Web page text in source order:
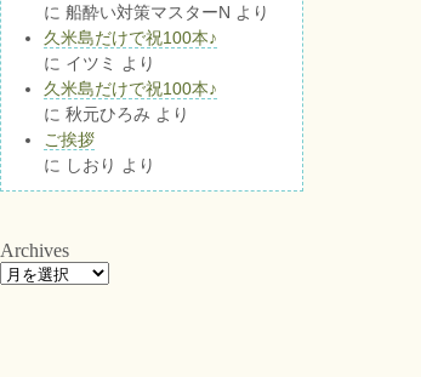
に 船酔い対策マスターN より
久米島だけで祝100本♪
に イツミ
より
久米島だけで祝100本♪
に 秋元ひろみ より
ご挨拶
に しおり より
Archives